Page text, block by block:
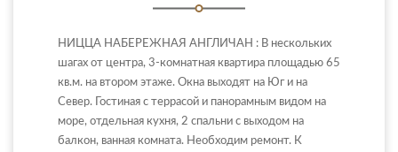
НИЦЦА НАБЕРЕЖНАЯ АНГЛИЧАН : В нескольких
шагах от центра, 3-комнатная квартира площадью 65
кв.м. на втором этаже. Окна выходят на Юг и на
Север. Гостиная с террасой и панорамным видом на
море, отдельная кухня, 2 спальни с выходом на
балкон, ванная комната. Необходим ремонт. К